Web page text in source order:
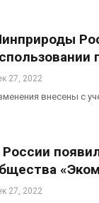
27, 2022
внесены с
России
27, 2022
Авг 6,